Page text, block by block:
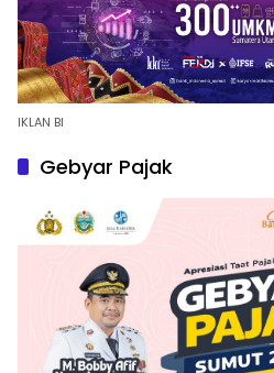
IKLAN BI
Gebyar Pajak